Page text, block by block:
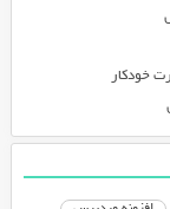
خودکار